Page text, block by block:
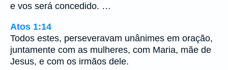
e vos será concedido. …
Atos 1:14
Todos estes, perseveravam unânimes em oração,
juntamente com as mulheres, com Maria, mãe de
Jesus, e com os irmãos dele.